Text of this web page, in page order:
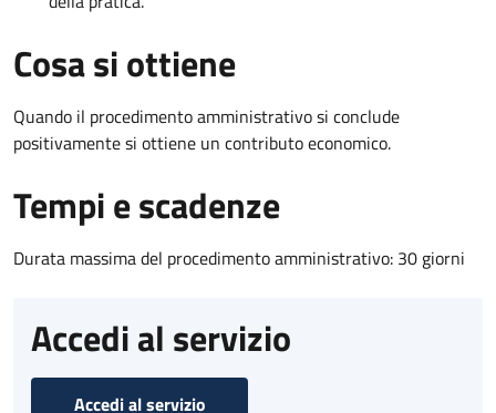
Cosa si ottiene
Quando il procedimento amministrativo si conclude
positivamente si ottiene un contributo economico.
Tempi e scadenze
Durata massima del procedimento amministrativo: 30 giorni
Accedi al servizio
Accedi al servizio